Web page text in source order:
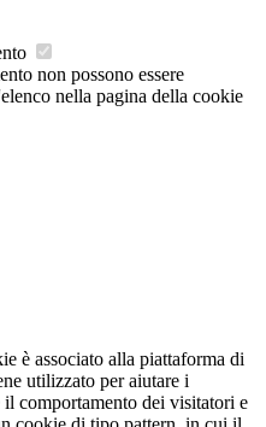
non possono essere
nella pagina della cookie
è associato alla piattaforma di
utilizzato per aiutare i
comportamento dei visitatori e